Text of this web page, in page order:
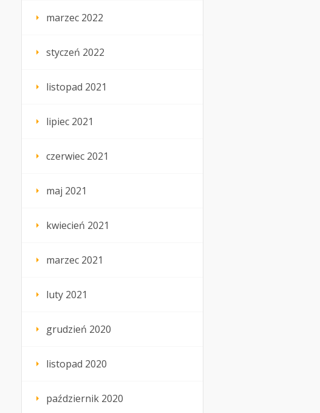
marzec 2022
styczeń 2022
listopad 2021
lipiec 2021
czerwiec 2021
maj 2021
kwiecień 2021
marzec 2021
luty 2021
grudzień 2020
listopad 2020
październik 2020